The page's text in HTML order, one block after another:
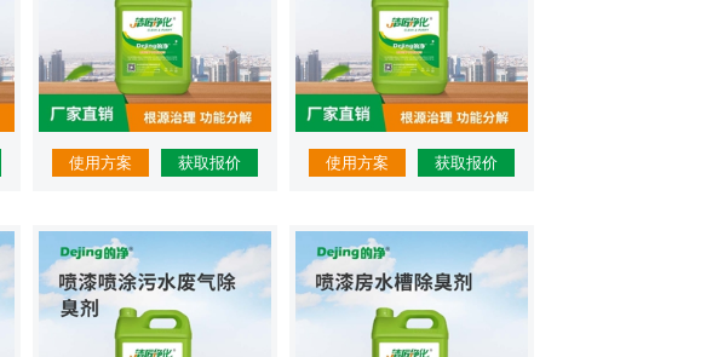
使用方案 获取报价 使用方案 获取报价